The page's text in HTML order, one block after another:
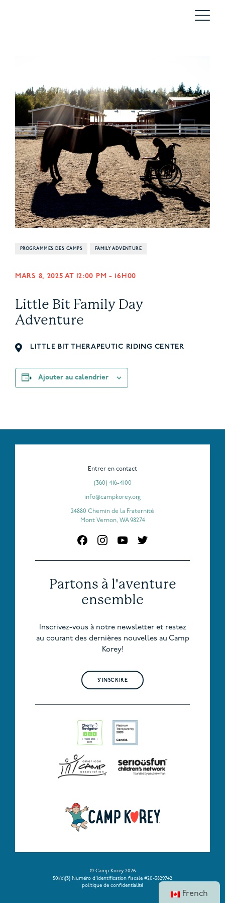
PROGRAMMES DES CAMPS FAMILY ADVENTURE
MARS 8, 2025 AT 12:00 PM - 16H00
Little Bit Family Day
Adventure
LITTLE BIT THERAPEUTIC RIDING CENTER
Ajouter au calendrier
Partons à l'aventure
ensemble
Inscrivez-vous à notre newsletter et restez
au courant des dernières nouvelles au Camp
Korey!
S'INSCRIRE
Entrer en contact
(360) 416-4100
info@campkorey.org
24880 Chemin de la Fraternité
Mont Vernon, WA 98274
© Camp Korey 2026
501(c)(3) Numéro d'identification fiscale #20-3829742
politique de confidentialité
French